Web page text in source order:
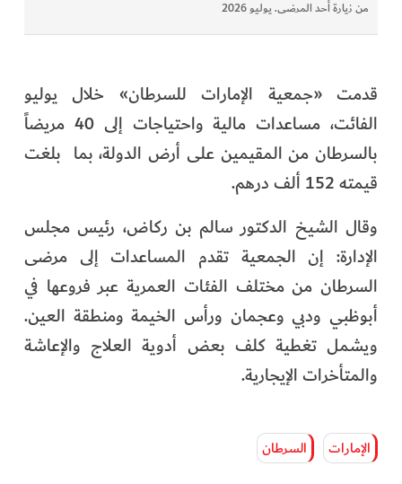
من زيارة أحد المرضى. يوليو 2026
قدمت «جمعية الإمارات للسرطان» خلال يوليو
الفائت، مساعدات مالية واحتياجات إلى 40 مريضاً
بالسرطان من المقيمين على أرض الدولة، بما بلغت
قيمته 152 ألف درهم.
وقال الشيخ الدكتور سالم بن ركاض، رئيس مجلس
الإدارة: إن الجمعية تقدم المساعدات إلى مرضى
السرطان من مختلف الفئات العمرية عبر فروعها في
أبوظبي ودبي وعجمان ورأس الخيمة ومنطقة العين.
ويشمل تغطية كلف بعض أدوية العلاج والإعاشة
والمتأخرات الإيجارية.
الإمارات السرطان